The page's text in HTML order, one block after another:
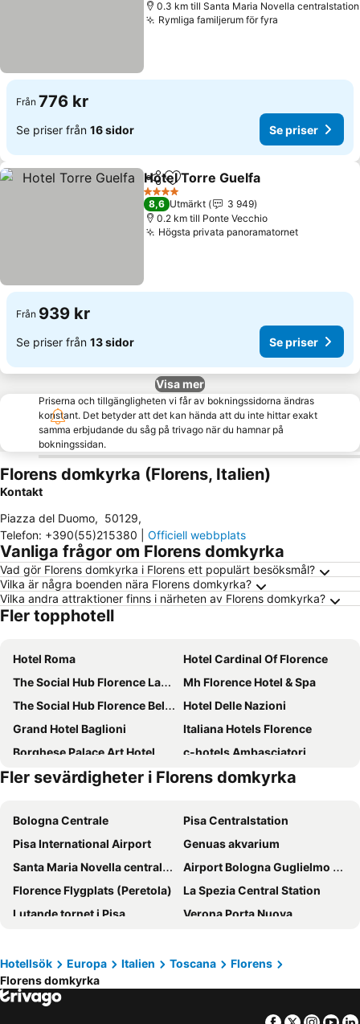
0.3 km till Santa Maria Novella centralstation
Rymliga familjerum för fyra
Från 776 kr
Se priser från 16 sidor Se priser
Dela Lägg till i Mina Favoriter
Hotel Torre Guelfa
4 Stjärnor
8,6 Utmärkt
3 949
0.2 km till Ponte Vecchio
Högsta privata panoramatornet
Från 939 kr
Se priser från 13 sidor Se priser
Visa mer
Priserna och tillgängligheten vi får av bokningssidorna ändras
konstant. Det betyder att det kan hända att du inte hittar exakt
samma erbjudande du såg på trivago när du hamnar på
bokningssidan.
Florens domkyrka (Florens, Italien)
Kontakt
Piazza del Duomo, 50129,
Telefon: +390(55)215380 Officiell webbplats
Vanliga frågor om Florens domkyrka
Vad gör Florens domkyrka i Florens ett populärt besöksmål?
Vilka är några boenden nära Florens domkyrka?
Vilka andra attraktioner finns i närheten av Florens domkyrka?
Fler topphotell
Hotel Roma
Hotel Cardinal Of Florence
The Social Hub Florence Lavagnini
Mh Florence Hotel & Spa
The Social Hub Florence Belfiore
Hotel Delle Nazioni
Grand Hotel Baglioni
Italiana Hotels Florence
Borghese Palace Art Hotel
c-hotels Ambasciatori
Hotel Kraft
FH55 Grand Hotel Mediterraneo
Florence Old Bridge B&B
Hotel Villa Liana
Hotel Botticelli
Fattoria Il Milione Agriturismo
Hotel Atlantic Palace
Villa La Stella
Hotel Torre Guelfa
c-hotels Diplomat
B&B Hotel Firenze Pitti Palace al Ponte Vecchio
Luxury B&B La Dimora Degli Angeli
Ruby Bea Hotel Florence
NH Firenze
Hotel Astro Mediceo
Hotel degli Orafi
Fler sevärdigheter i Florens domkyrka
Bologna Centrale
Pisa Centralstation
Pisa International Airport
Genuas akvarium
Santa Maria Novella centralstation
Airport Bologna Guglielmo Marconi
Florence Flygplats (Peretola)
La Spezia Central Station
Lutande tornet i Pisa
Verona Porta Nuova
Storico Centrum
Piazza Principe Station
Firenze Fiera
Florens domkyrka
Hotellsök Europa Italien Toscana
Florens
Florens domkyrka